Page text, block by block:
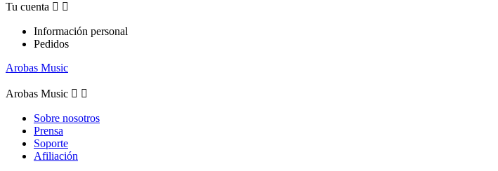
Tu cuenta  
Información personal
Pedidos
Arobas Music
Arobas Music  
Sobre nosotros
Prensa
Soporte
Afiliación